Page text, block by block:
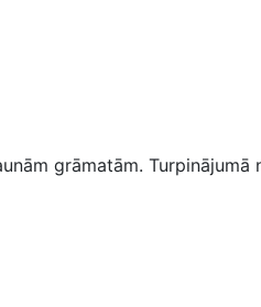
grāmatām. Turpinājumā